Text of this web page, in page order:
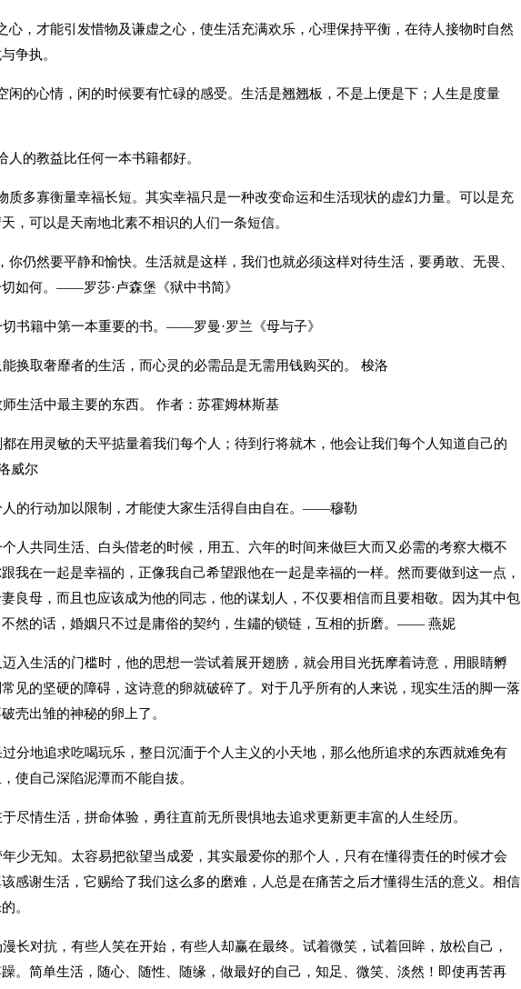
心，才能引发惜物及谦虚之心，使生活充满欢乐，心理保持平衡，在待人接物时自然
争执。
闲的心情，闲的时候要有忙碌的感受。生活是翘翘板，不是上便是下；人生是度量
人的教益比任何一本书籍都好。
质多寡衡量幸福长短。其实幸福只是一种改变命运和生活现状的虚幻力量。可以是充
，可以是天南地北素不相识的人们一条短信。
你仍然要平静和愉快。生活就是这样，我们也就必须这样对待生活，要勇敢、无畏、
如何。——罗莎·卢森堡《狱中书简》
书籍中第一本重要的书。——罗曼·罗兰《母与子》
换取奢靡者的生活，而心灵的必需品是无需用钱购买的。 梭洛
生活中最主要的东西。 作者：苏霍姆林斯基
在用灵敏的天平掂量着我们每个人；待到行将就木，他会让我们每个人知道自己的
威尔
人的行动加以限制，才能使大家生活得自由自在。——穆勒
人共同生活、白头偕老的时候，用五、六年的时间来做巨大而又必需的考察大概不
在一起是幸福的，正像我自己希望跟他在一起是幸福的一样。然而要做到这一点，
良母，而且也应该成为他的同志，他的谋划人，不仅要相信而且要相敬。因为其中包
然的话，婚姻只不过是庸俗的契约，生鏽的锁链，互相的折磨。—— 燕妮
入生活的门槛时，他的思想一尝试着展开翅膀，就会用目光抚摩着诗意，用眼睛孵
见的坚硬的障碍，这诗意的卵就破碎了。对于几乎所有的人来说，现实生活的脚一落
壳出雏的神秘的卵上了。
分地追求吃喝玩乐，整日沉湎于个人主义的小天地，那么他所追求的东西就难免有
使自己深陷泥潭而不能自拔。
尽情生活，拼命体验，勇往直前无所畏惧地去追求更新更丰富的人生经历。
少无知。太容易把欲望当成爱，其实最爱你的那个人，只有在懂得责任的时候才会
感谢生活，它赐给了我们这么多的磨难，人总是在痛苦之后才懂得生活的意义。相信
。
长对抗，有些人笑在开始，有些人却赢在最终。试着微笑，试着回眸，放松自己，
。简单生活，随心、随性、随缘，做最好的自己，知足、微笑、淡然！即使再苦再